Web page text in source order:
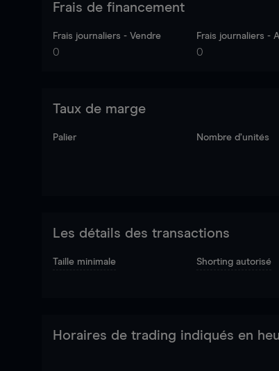
Frais de financement
Frais journaliers - Vendre
0
Frais journaliers -
0
Taux de marge
Palier Nombre d’unités
Les détails des transactions
Taille minimale Shorting autorisé
Horaires de trading indiqués en